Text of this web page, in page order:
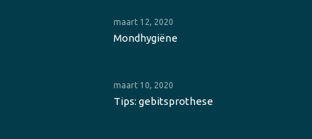
maart 12, 2020
Mondhygiëne
maart 10, 2020
Tips: gebitsprothese